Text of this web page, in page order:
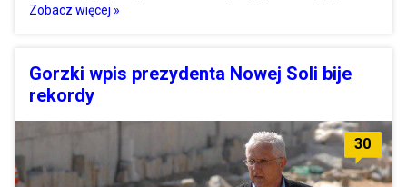
Zobacz więcej »
Gorzki wpis prezydenta Nowej Soli bije
rekordy
30